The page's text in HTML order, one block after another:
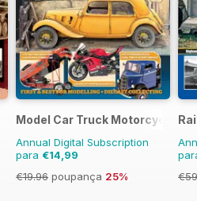
Model Car Truck Motorcycles
Annual Digital Subscription
para €14,99
€19.96 poupança 25%